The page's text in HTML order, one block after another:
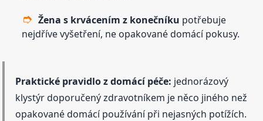
Žena s krvácením z konečníku potřebuje
nejdříve vyšetření, ne opakované domácí pokusy.
Praktické pravidlo z domácí péče: jednorázový
klystýr doporučený zdravotníkem je něco jiného než
opakované domácí používání při nejasných potížích.